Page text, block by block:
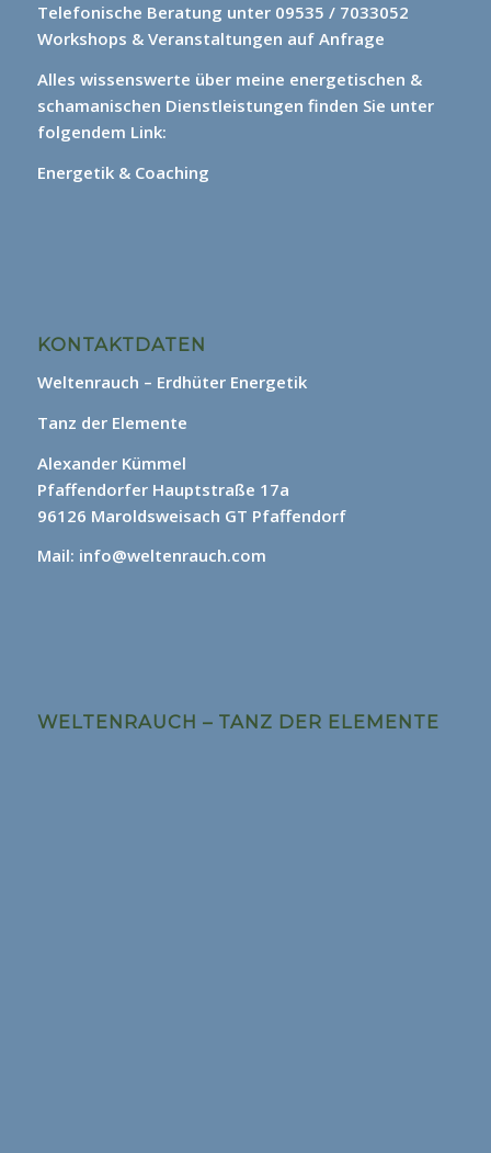
Telefonische Beratung unter 09535 / 7033052
Workshops & Veranstaltungen auf Anfrage
Alles wissenswerte über meine energetischen &
schamanischen Dienstleistungen finden Sie unter
folgendem Link:
Energetik & Coaching
KONTAKTDATEN
Weltenrauch – Erdhüter Energetik
Tanz der Elemente
Alexander Kümmel
Pfaffendorfer Hauptstraße 17a
96126 Maroldsweisach GT Pfaffendorf
Mail: info@weltenrauch.com
WELTENRAUCH – TANZ DER ELEMENTE